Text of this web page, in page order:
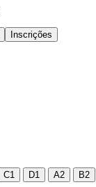
Inscrições
C1 D1 A2 B2